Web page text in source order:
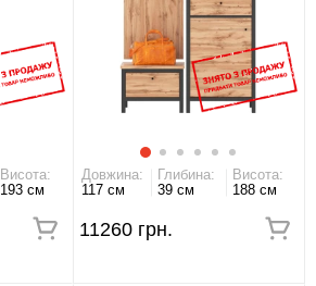
Висота:
193 см
Довжина:
117 см
Глибина:
39 см
Висота:
188 см
11260 грн.